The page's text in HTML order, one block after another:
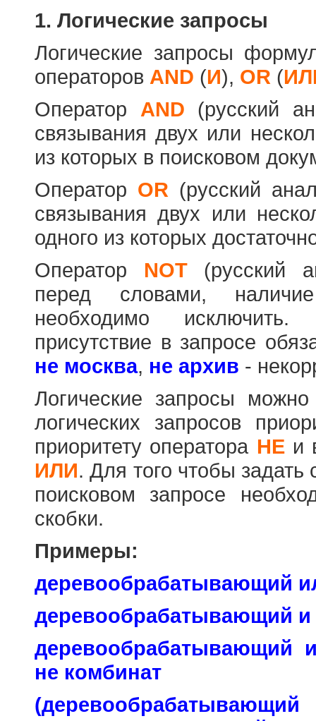
1. Логические запросы
Логические запросы
операторов AND (И), OR (
Оператор AND (русский
связывания двух или
из которых в поисковом
Оператор OR (русский
связывания двух или
одного из которых
Оператор NOT(русский
перед словами,
необходимо
присутствие в запросе
не москва, не архив -
Логические запросы
логических запросов
приоритету оператора НЕи
ИЛИ. Для того чтобы задать
поисковом запросе
скобки.
Примеры:
деревообрабатывающий
деревообрабатывающий и
деревообрабатывающий
не комбинат